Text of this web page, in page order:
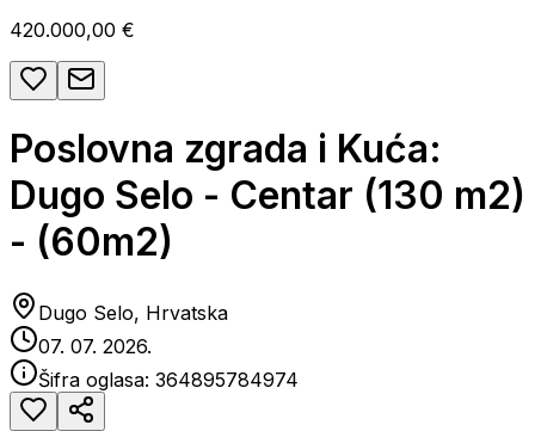
420.000,00 €
Poslovna zgrada i Kuća:
Dugo Selo - Centar (130 m2)
- (60m2)
Dugo Selo, Hrvatska
07. 07. 2026.
Šifra oglasa: 364895784974